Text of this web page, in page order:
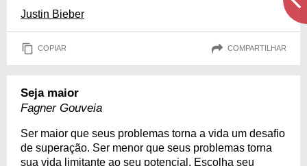
Justin Bieber
COPIAR COMPARTILHAR
Seja maior
Fagner Gouveia
Ser maior que seus problemas torna a vida um desafio
de superação. Ser menor que seus problemas torna
sua vida limitante ao seu potencial. Escolha seu